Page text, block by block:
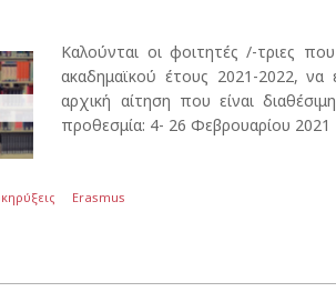
Καλούνται οι φοιτητές /-τριες
ακαδημαϊκού έτους 2021-2022,
αρχική αίτηση που είναι
προθεσμία: 4- 26 Φεβρουαρίου 2021
Erasmus